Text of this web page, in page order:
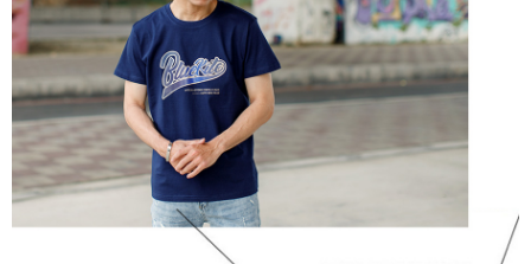
請求用戶進行身份認證。
５．嚴禁一人註冊多個帳號或使用他人資訊註冊。若發現惡意使用之情形，
恩沛科技股份有限公司將有權停止該用戶之使用額度並採取法律行動。